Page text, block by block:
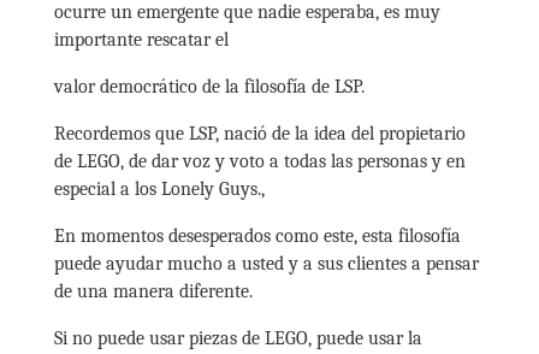
ocurre un emergente que nadie esperaba, es muy
importante rescatar el
valor democrático de la filosofía de LSP.
Recordemos que LSP, nació de la idea del propietario
de LEGO, de dar voz y voto a todas las personas y en
especial a los Lonely Guys.,
En momentos desesperados como este, esta filosofía
puede ayudar mucho a usted y a sus clientes a pensar
de una manera diferente.
Si no puede usar piezas de LEGO, puede usar la